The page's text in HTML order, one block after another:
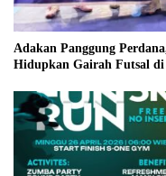
Adakan Panggung
Hidupkan Gairah Futsal di